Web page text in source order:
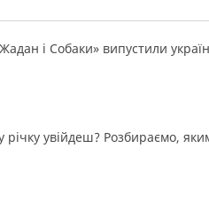
і Собаки» випустили
річку увійдеш? Розбираємо,